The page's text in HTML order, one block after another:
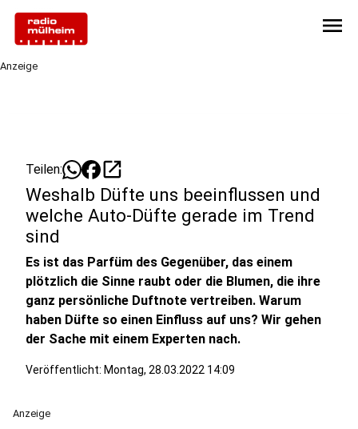
menu
Anzeige
Teilen: open_in_new
Weshalb Düfte uns beeinflussen und
welche Auto-Düfte gerade im Trend
sind
Es ist das Parfüm des Gegenüber, das einem
plötzlich die Sinne raubt oder die Blumen, die ihre
ganz persönliche Duftnote vertreiben. Warum
haben Düfte so einen Einfluss auf uns? Wir gehen
der Sache mit einem Experten nach.
Veröffentlicht: Montag, 28.03.2022 14:09
Anzeige